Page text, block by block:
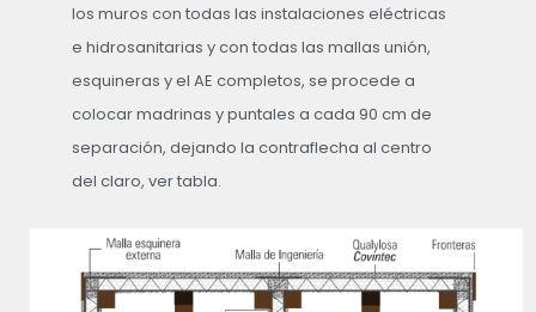
los muros con todas las instalaciones eléctricas
e hidrosanitarias y con todas las mallas unión,
esquineras y el AE completos, se procede a
colocar madrinas y puntales a cada 90 cm de
separación, dejando la contraflecha al centro
del claro, ver tabla.